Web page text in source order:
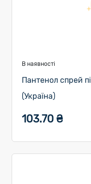
В наявності
Пантенол спрей
(Україна)
103.70 ₴